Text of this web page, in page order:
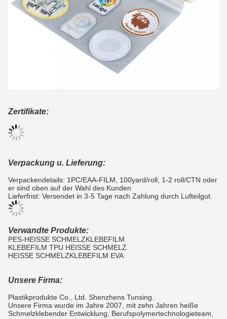
Zertifikate:
Verpackung u. Lieferung:
Verpackendetails: 1PC/EAA-FILM, 100yard/roll, 1-2 roll/CTN oder
er sind oben auf der Wahl des Kunden
Lieferfrist: Versendet in 3-5 Tage nach Zahlung durch Lufteilgut.
Verwandte Produkte:
PES-HEISSE SCHMELZKLEBEFILM
KLEBEFILM TPU HEISSE SCHMELZ
HEISSE SCHMELZKLEBEFILM EVA
Unsere Firma:
Plastikprodukte Co., Ltd. Shenzhens Tunsing.
Unsere Firma wurde im Jahre 2007, mit zehn Jahren heiße
Schmelzklebender Entwicklung, Berufspolymertechnologieteam,